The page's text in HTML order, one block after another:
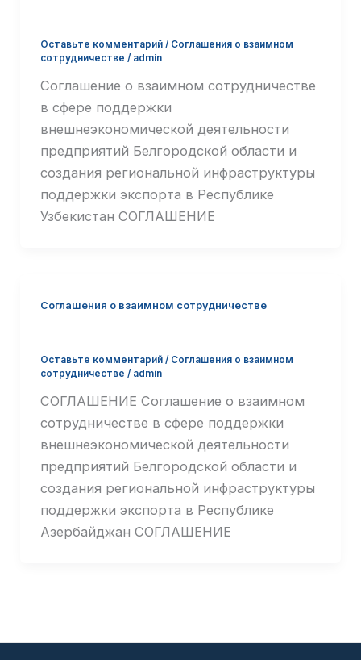
Оставьте комментарий / Соглашения о взаимном
сотрудничестве / admin
Соглашение о взаимном сотрудничестве
в сфере поддержки
внешнеэкономической деятельности
предприятий Белгородской области и
создания региональной инфраструктуры
поддержки экспорта в Республике
Узбекистан СОГЛАШЕНИЕ
Соглашения о взаимном сотрудничестве
Оставьте комментарий / Соглашения о взаимном
сотрудничестве / admin
СОГЛАШЕНИЕ Соглашение о взаимном
сотрудничестве в сфере поддержки
внешнеэкономической деятельности
предприятий Белгородской области и
создания региональной инфраструктуры
поддержки экспорта в Республике
Азербайджан СОГЛАШЕНИЕ